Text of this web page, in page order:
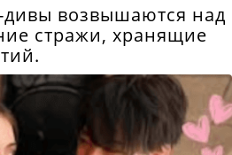
возвышаются над
стражи, хранящие